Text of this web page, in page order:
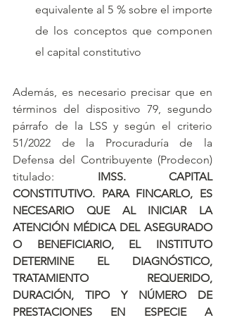
equivalente al 5 % sobre el importe
de los conceptos que componen
el capital constitutivo
Además, es necesario precisar que en
términos del dispositivo 79, segundo
párrafo de la LSS y según el criterio
51/2022 de la Procuraduría de la
Defensa del Contribuyente (Prodecon)
titulado: IMSS. CAPITAL
CONSTITUTIVO. PARA FINCARLO, ES
NECESARIO QUE AL INICIAR LA
ATENCIÓN MÉDICA DEL ASEGURADO
O BENEFICIARIO, EL INSTITUTO
DETERMINE EL DIAGNÓSTICO,
TRATAMIENTO REQUERIDO,
DURACIÓN, TIPO Y NÚMERO DE
PRESTACIONES EN ESPECIE A